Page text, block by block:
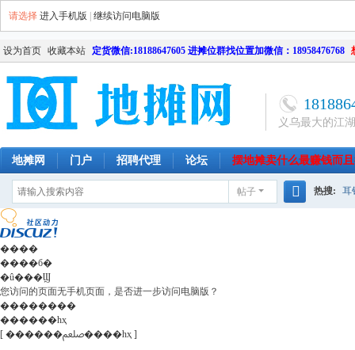
请选择 进入手机版 继续访问电脑版
设为首页 收藏本站 定货微信:18188647605 进摊位群找位置加微信：18958476768
义乌最大的江
地摊网 门户 招聘代理 论坛 摆地摊卖什么最赚钱而
南昌
帖子 热搜: 耳
����
����б�
�û���Ϣ
您访问的页面无手机页面，是否进一步访问电脑版？
��������
������һҳ
[ ������ﷵ����һҳ ]